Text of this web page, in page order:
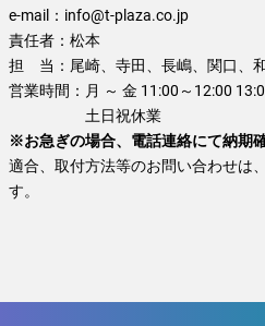
e-mail： info@t-plaza.co.jp
責任者： 松本
担 当： 尾崎、寺田、長嶋、関口、
営業時間： 月 ～ 金 11:00～12:00
土日祝休業
※お急ぎの場合、電話連絡にて納期
適合、取付方法等のお問い合わせは
す。